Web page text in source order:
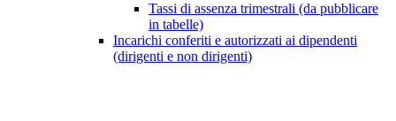
Tassi di assenza trimestrali (da pubblicare
in tabelle)
Incarichi conferiti e autorizzati ai dipendenti
(dirigenti e non dirigenti)